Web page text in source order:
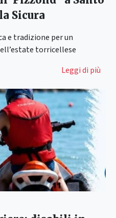
Sicura
e tradizione per un
torricellese
Leggi di più